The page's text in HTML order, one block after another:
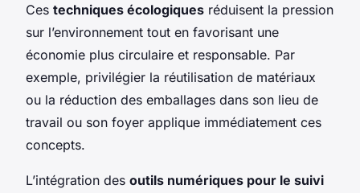
Ces techniques écologiques réduisent la pression
sur l’environnement tout en favorisant une
économie plus circulaire et responsable. Par
exemple, privilégier la réutilisation de matériaux
ou la réduction des emballages dans son lieu de
travail ou son foyer applique immédiatement ces
concepts.
L’intégration des outils numériques pour le suivi